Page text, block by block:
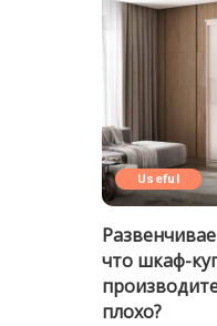
Useful
что шкаф-
плохо?